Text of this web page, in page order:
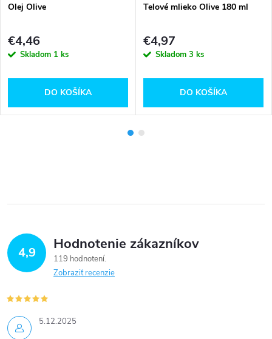
Olej Olive
€4,46
Skladom 1 ks
DO KOŠÍKA
Telové mlieko Olive 180 ml
€4,97
Skladom 3 ks
DO KOŠÍKA
4,9 Hodnotenie zákazníkov
119 hodnotení
Zobraziť recenzie
5.12.2025